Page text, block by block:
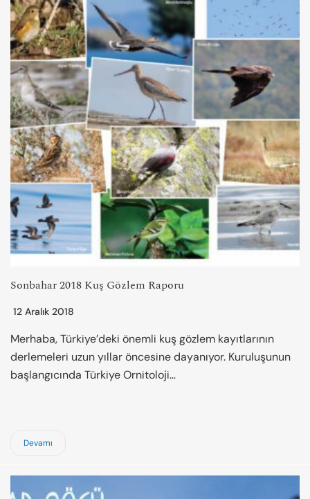
Sonbahar 2018 Kuş Gözlem Raporu
12 Aralık 2018
Merhaba, Türkiye’deki önemli kuş gözlem kayıtlarının
derlemeleri uzun yıllar öncesine dayanıyor. Kuruluşunun
başlangıcında Türkiye Ornitoloji…
Devamı